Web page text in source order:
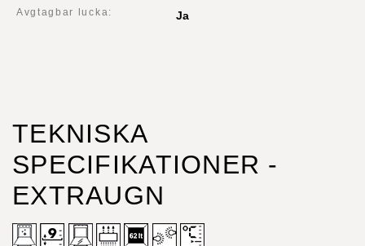
Avgtagbar lucka: Ja
TEKNISKA
SPECIFIKATIONER -
EXTRAUGN